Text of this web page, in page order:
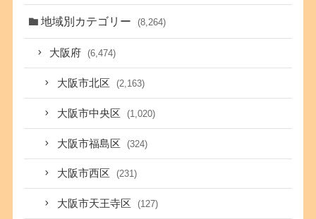
地域別カテゴリー (8,264)
大阪府 (6,474)
大阪市北区 (2,163)
大阪市中央区 (1,020)
大阪市福島区 (324)
大阪市西区 (231)
大阪市天王寺区 (127)